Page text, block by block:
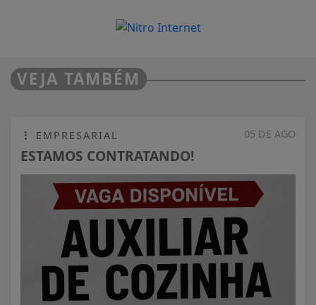
VEJA TAMBÉM
05 DE AGO
EMPRESARIAL
ESTAMOS CONTRATANDO!